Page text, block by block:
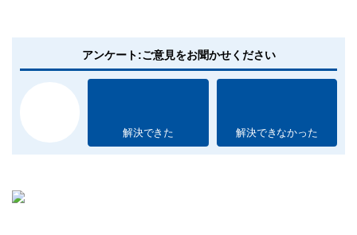
アンケート:ご意見をお聞かせください
解決できた 解決できなかった